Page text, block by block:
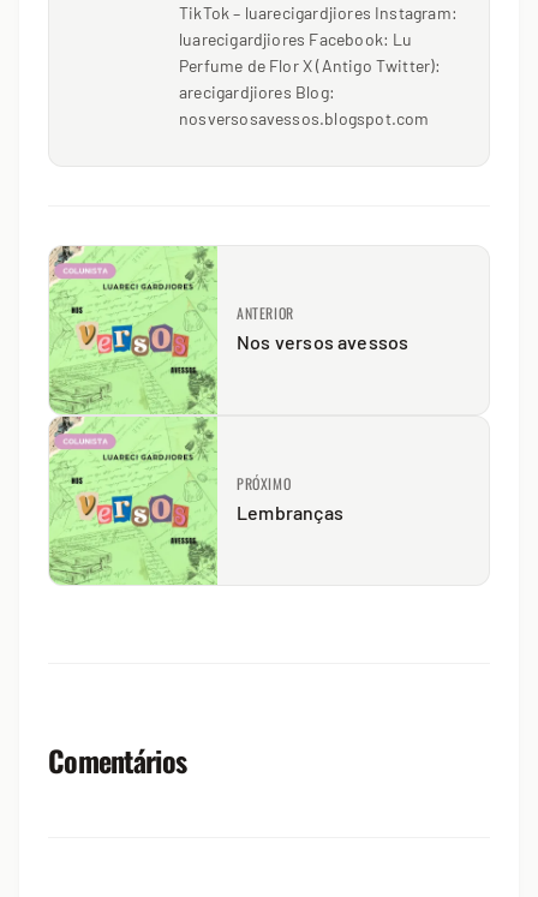
TikTok – luarecigardjiores Instagram:
luarecigardjiores Facebook: Lu
Perfume de Flor X (Antigo Twitter):
arecigardjiores Blog:
nosversosavessos.blogspot.com
ANTERIOR
Nos versos avessos
PRÓXIMO
Lembranças
Comentários